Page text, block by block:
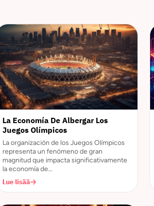
La Economía De Albergar Los
Juegos Olímpicos
La organización de los Juegos Olímpicos
representa un fenómeno de gran
magnitud que impacta significativamente
la economía de...
Lue lisää